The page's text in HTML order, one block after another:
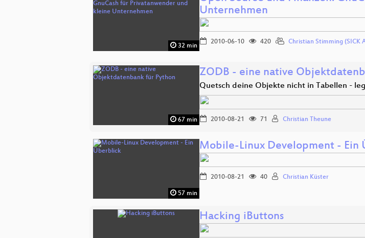
32 min
Unternehmen
2010-06-10 420 Christian Stimming (SICK
67 min
ZODB - eine native
Quetsch deine Objekte nicht in Tabellen -
2010-08-21 71 Christian Theune
57 min
Mobile-Linux Development - Ein
2010-08-21 40 Christian Küster
Hacking iButtons